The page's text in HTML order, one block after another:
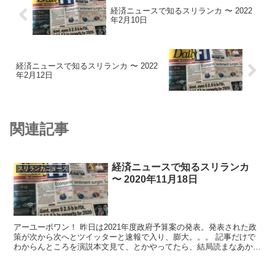
経済ニュースで知るスリランカ 〜 2022
年2月10日
経済ニュースで知るスリランカ 〜 2022
年2月12日
関連記事
スリランカニュース
経済ニュースで知るスリランカ
〜 2020年11月18日
アーユーボワン！ 昨日は2021年度政府予算案の発表。発表された政
策が次から次へとツイッターと速報で入り、膨大。。。 記事だけで
わからんところを演説本文見て、とかやってたら、結局読まなあかん